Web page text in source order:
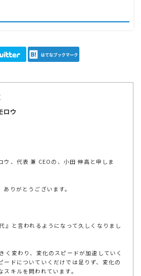
ロウ
ウ、代表 兼 CEOの、小田 伸高と申しま
りがとうございます。
』と言われるようになって久しくなりまし
く変わり、変化のスピードが加速していく
ードについていくだけでは足りず、変化の
キルを問われています。